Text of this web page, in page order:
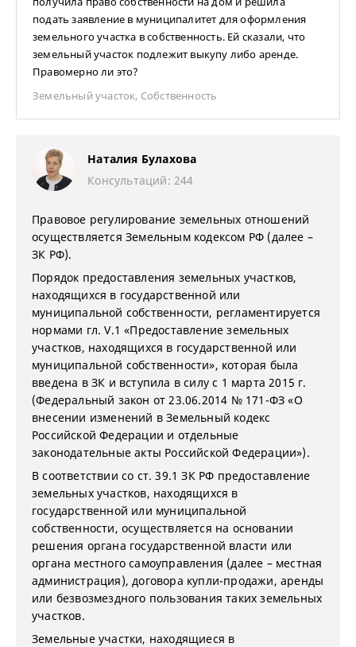
подать заявление в муниципалитет для оформления
земельного участка в собственность. Ей сказали, что
земельный участок подлежит выкупу либо аренде.
Правомерно ли это?
Земельный участок, Собственность
Наталия Булахова
Консультаций: 244
Правовое регулирование земельных отношений
осуществляется Земельным кодексом РФ (далее –
ЗК РФ).
Порядок предоставления земельных участков,
находящихся в государственной или
муниципальной собственности, регламентируется
нормами гл. V.1 «Предоставление земельных
участков, находящихся в государственной или
муниципальной собственности», которая была
введена в ЗК и вступила в силу с 1 марта 2015 г.
(Федеральный закон от 23.06.2014 № 171-ФЗ «О
внесении изменений в Земельный кодекс
Российской Федерации и отдельные
законодательные акты Российской Федерации»).
В соответствии со ст. 39.1 ЗК РФ предоставление
земельных участков, находящихся в
государственной или муниципальной
собственности, осуществляется на основании
решения органа государственной власти или
органа местного самоуправления (далее – местная
администрация), договора купли-продажи, аренды
или безвозмездного пользования таких земельных
участков.
Земельные участки, находящиеся в